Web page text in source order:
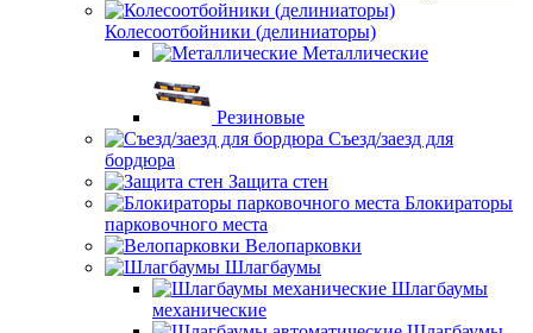
Колесоотбойники (делиниаторы)
Металлические
Резиновые
Съезд/заезд для
бордюра
Защита стен
Блокираторы
парковочного места
Велопарковки
Шлагбаумы
Шлагбаумы
механические